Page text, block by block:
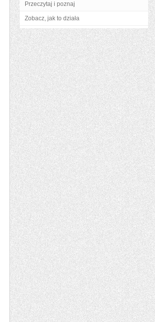
Przeczytaj i poznaj
Zobacz, jak to działa